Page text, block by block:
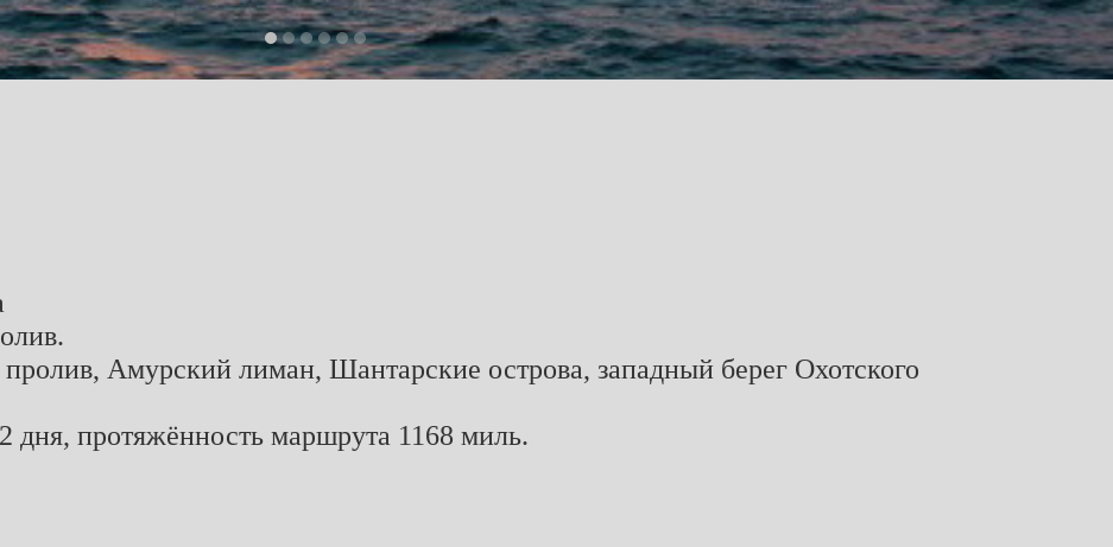
пролив, Амурский лиман, Шантарские острова, западный берег Охотского
дня, протяжённость маршрута 1168 миль.